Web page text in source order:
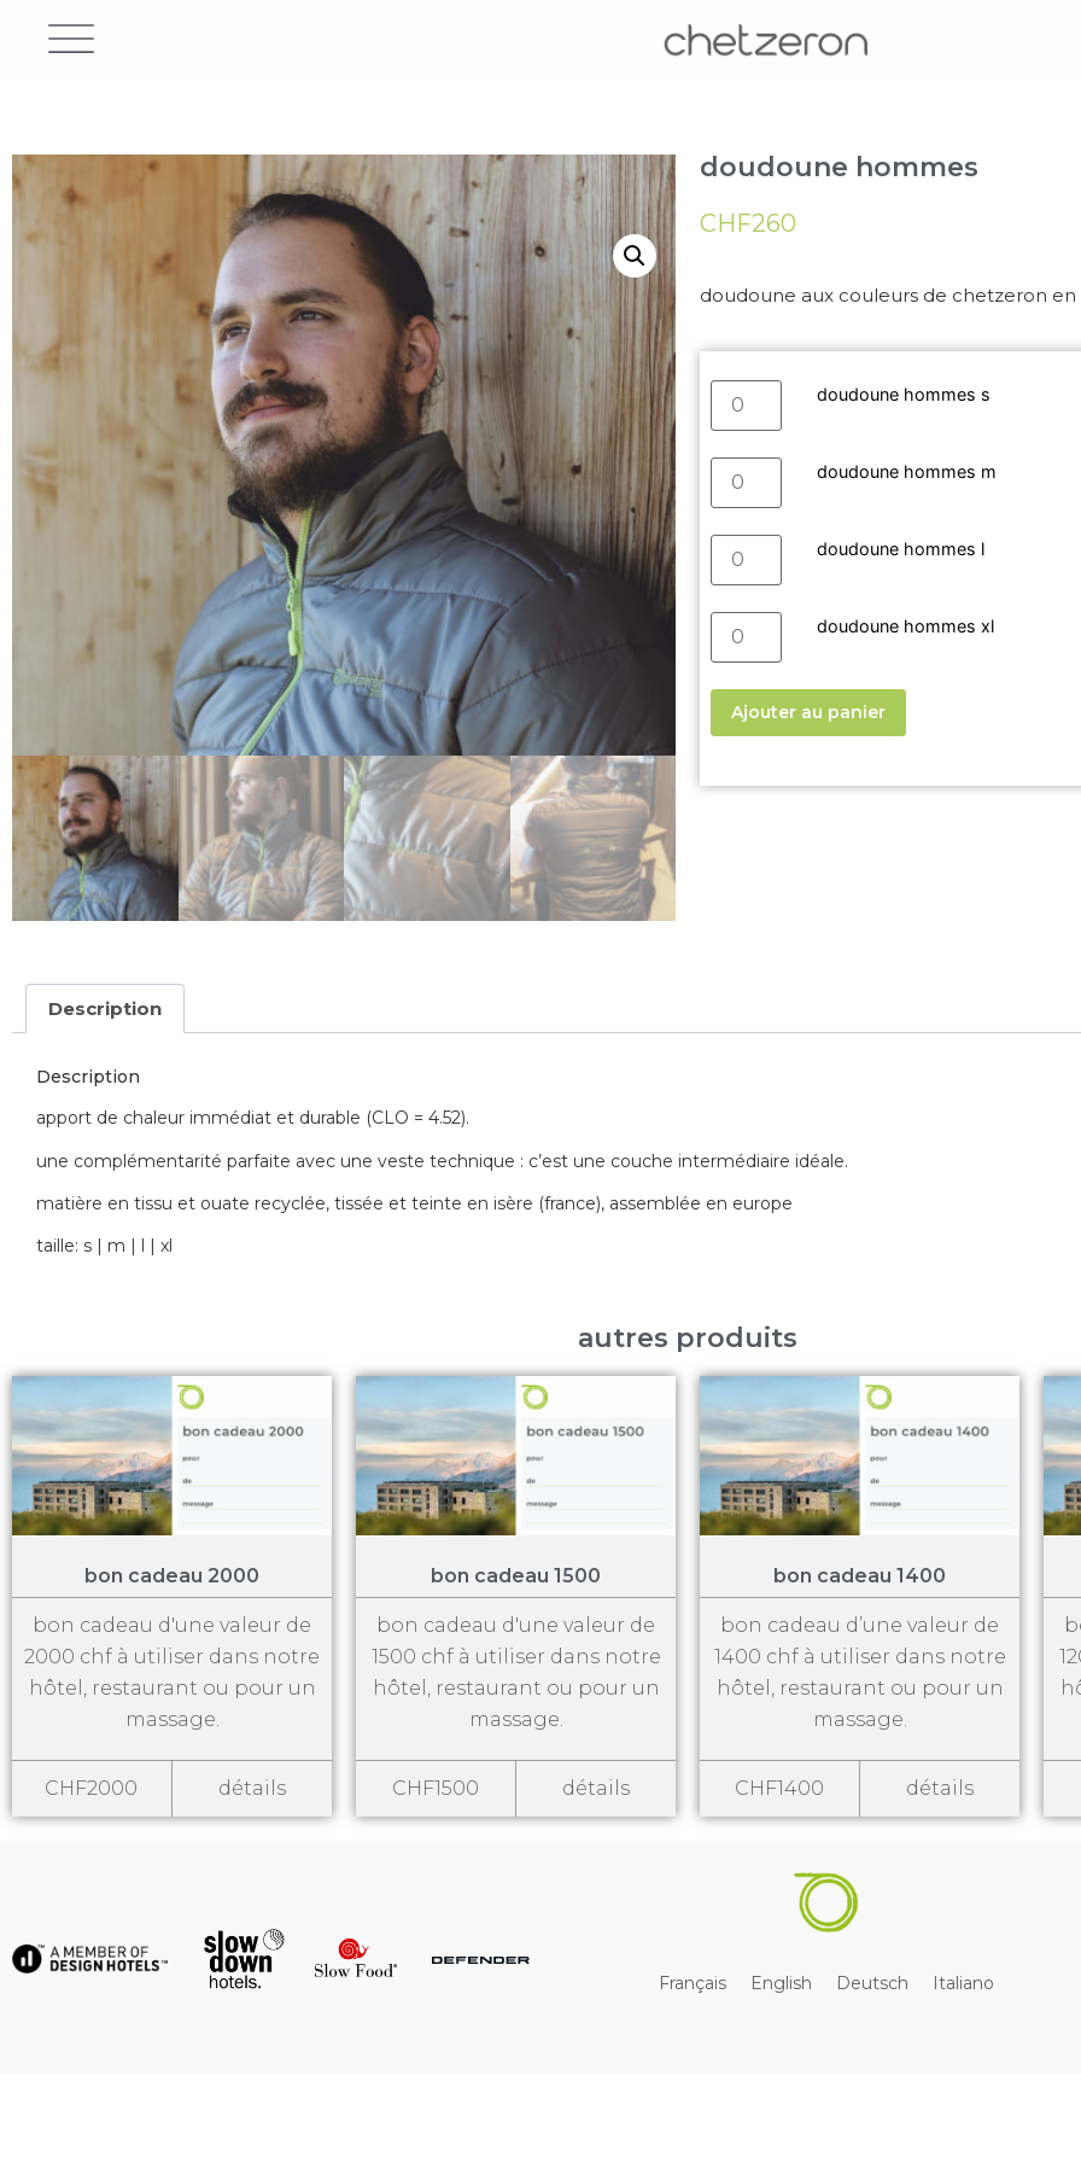
doudoune hommes
CHF260
doudoune aux couleurs de chetzeron
doudoune hommes s
doudoune hommes m
doudoune hommes l
doudoune hommes xl
Ajouter au panier
Description
Description
apport de chaleur immédiat et durable (CLO = 4.52).
une complémentarité parfaite avec une veste technique : c’est une couche intermédiaire idéale.
matière en tissu et ouate recyclée, tissée et teinte en isère (france), assemblée en europe
taille: s | m | l | xl
autres produits
bon cadeau 2000
bon cadeau d'une valeur de
2000 chf à utiliser dans notre
hôtel, restaurant ou pour un
massage.
CHF2000 détails
bon cadeau 1500
bon cadeau d'une valeur de
1500 chf à utiliser dans notre
hôtel, restaurant ou pour un
massage.
CHF1500 détails
bon cadeau 1400
bon cadeau d’une valeur de
1400 chf à utiliser dans notre
hôtel, restaurant ou pour un
massage.
CHF1400 détails
Français English Deutsch Italiano